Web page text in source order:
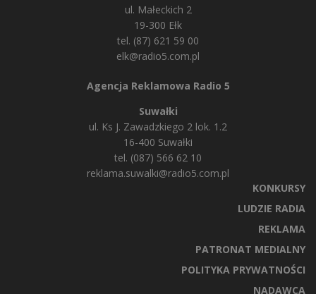
ul. Małeckich 2
19-300 Ełk
tel. (87) 621 59 00
elk@radio5.com.pl
Agencja Reklamowa Radio 5
Suwałki
ul. Ks J. Zawadzkiego 2 lok. 1.2
16-400 Suwałki
tel. (087) 566 62 10
reklama.suwalki@radio5.com.pl
KONKURSY
LUDZIE RADIA
REKLAMA
PATRONAT MEDIALNY
POLITYKA PRYWATNOŚCI
NADAWCA